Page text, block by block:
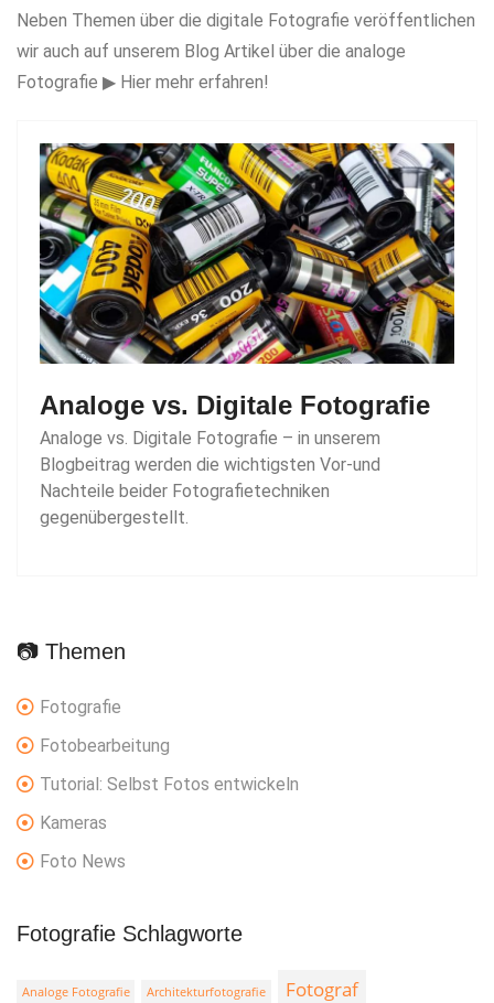
Neben Themen über die digitale Fotografie veröffentlichen
wir auch auf unserem Blog Artikel über die analoge
Fotografie ▶ Hier mehr erfahren!
Analoge vs. Digitale Fotografie
Analoge vs. Digitale Fotografie – in unserem
Blogbeitrag werden die wichtigsten Vor-und
Nachteile beider Fotografietechniken
gegenübergestellt.
📷 Themen
Fotografie
Fotobearbeitung
Tutorial: Selbst Fotos entwickeln
Kameras
Foto News
Fotografie Schlagworte
Analoge Fotografie Architekturfotografie Fotograf